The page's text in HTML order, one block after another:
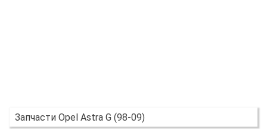
Запчасти Opel Astra G (98-09)